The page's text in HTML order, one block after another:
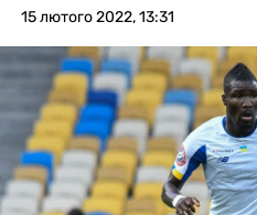
15 лютого 2022, 13:31